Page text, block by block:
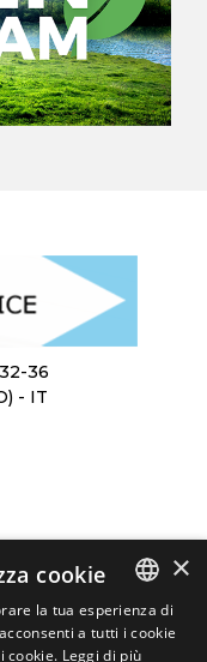
36
- IT
ITALIAN
×
cookie
la tua esperienza di
a tutti i cookie
cookie. Leggi di più